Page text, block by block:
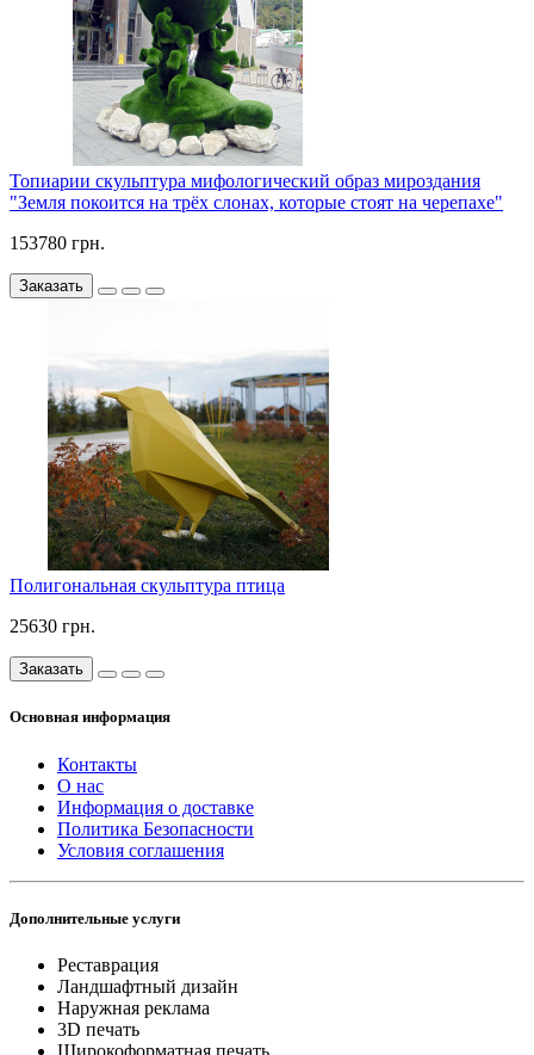
Топиарии скульптура мифологический образ мироздания
"Земля покоится на трёх слонах, которые стоят на черепахе"
153780 грн.
Заказать
Полигональная скульптура птица
25630 грн.
Заказать
Основная информация
Контакты
О нас
Информация о доставке
Политика Безопасности
Условия соглашения
Дополнительные услуги
Реставрация
Ландшафтный дизайн
Наружная реклама
3D печать
Широкоформатная печать